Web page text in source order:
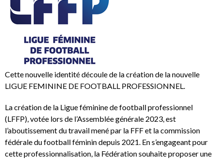
Cette nouvelle identité découle de la création de la nouvelle
LIGUE FEMININE DE FOOTBALL PROFESSIONNEL.
La création de la Ligue féminine de football professionnel
(LFFP), votée lors de l’Assemblée générale 2023, est
l’aboutissement du travail mené par la FFF et la commission
fédérale du football féminin depuis 2021. En s’engageant pour
cette professionnalisation, la Fédération souhaite proposer une